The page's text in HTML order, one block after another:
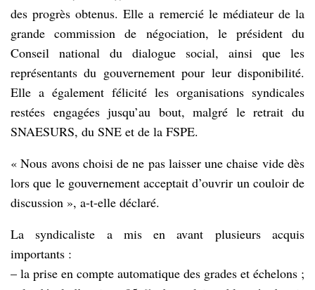
des progrès obtenus. Elle a remercié le médiateur de la
grande commission de négociation, le président du
Conseil national du dialogue social, ainsi que les
représentants du gouvernement pour leur disponibilité.
Elle a également félicité les organisations syndicales
restées engagées jusqu’au bout, malgré le retrait du
SNAESURS, du SNE et de la FSPE.
« Nous avons choisi de ne pas laisser une chaise vide dès
lors que le gouvernement acceptait d’ouvrir un couloir de
discussion », a-t-elle déclaré.
La syndicaliste a mis en avant plusieurs acquis
importants :
– la prise en compte automatique des grades et échelons ;